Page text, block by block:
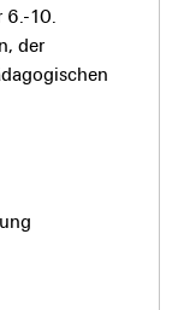
6.-10.
der